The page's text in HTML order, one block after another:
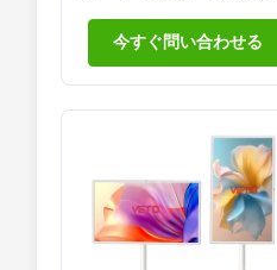
ルサイネージ 卸売業者
今すぐ問い合わせる